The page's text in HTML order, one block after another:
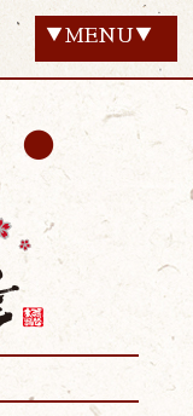
▼MENU▼